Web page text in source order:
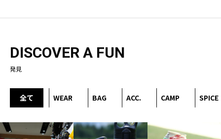
DISCOVER A FUN
発見
全て WEAR BAG ACC. CAMP SPICE